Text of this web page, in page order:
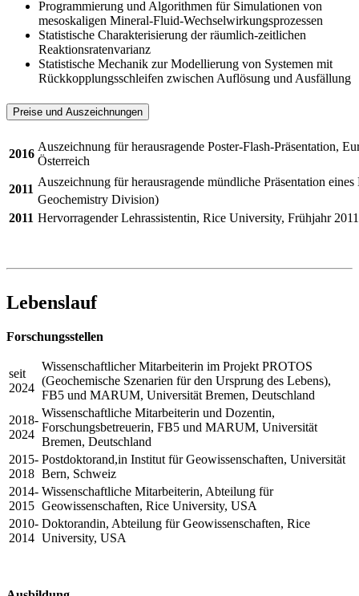
Programmierung und Algorithmen für Simulationen von
mesoskaligen Mineral-Fluid-Wechselwirkungsprozessen
Statistische Charakterisierung der räumlich-zeitlichen
Reaktionsratenvarianz
Statistische Mechanik zur Modellierung von Systemen mit
Rückkopplungsschleifen zwischen Auflösung und Ausfällung
Preise und Auszeichnungen
2016
Auszeichnung für herausragende Poster-Flash-Präsentation,
Österreich
2011
Auszeichnung für herausragende mündliche Präsentation
Geochemistry Division)
2011 Hervorragender Lehrassistentin, Rice University, Frühjahr
Lebenslauf
Forschungsstellen
seit
2024
Wissenschaftlicher Mitarbeiterin im Projekt PROTOS
(Geochemische Szenarien für den Ursprung des Lebens),
FB5 und MARUM, Universität Bremen, Deutschland
2018-
2024
Wissenschaftliche Mitarbeiterin und Dozentin,
Forschungsbetreuerin, FB5 und MARUM, Universität
Bremen, Deutschland
2015-
2018
Postdoktorand,in Institut für Geowissenschaften, Universität
Bern, Schweiz
2014-
2015
Wissenschaftliche Mitarbeiterin, Abteilung für
Geowissenschaften, Rice University, USA
2010-
2014
Doktorandin, Abteilung für Geowissenschaften, Rice
University, USA